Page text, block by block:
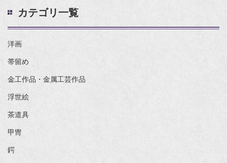
カテゴリ一覧
洋画
帯留め
金工作品・金属工芸作品
浮世絵
茶道具
甲冑
鍔